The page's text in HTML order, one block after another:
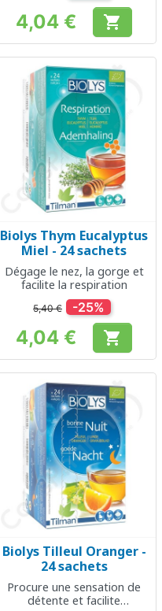
Prix
4,04 € 
Biolys Thym Eucalyptus
Miel - 24 sachets
Dégage le nez, la gorge et
facilite la respiration
5,40 € -25%
Prix
4,04 € 
Biolys Tilleul Oranger -
24 sachets
Procure une sensation de
détente et facilite